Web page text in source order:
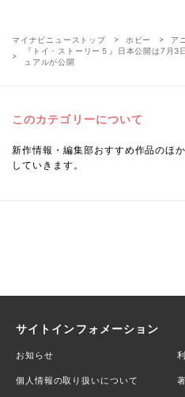
マイナビニューストップ ホビー
ア
『トイ・ストーリー５』日本公開は7月
ュアルが公開
このカテゴリーについて
新作情報・編集部おすすめ作品のほ
していきます。
サイトインフォメーション
お知らせ
個人情報の取り扱いについて